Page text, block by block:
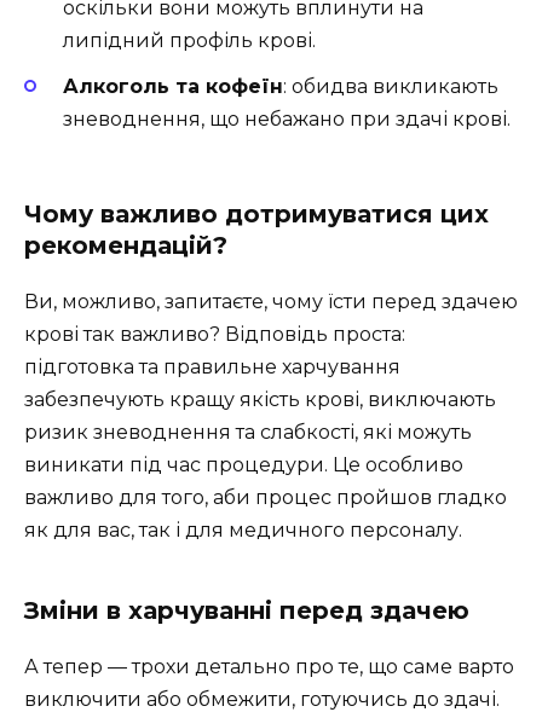
оскільки вони можуть вплинути на
липідний профіль крові.
Алкоголь та кофеїн: обидва викликають
зневоднення, що небажано при здачі крові.
Чому важливо дотримуватися цих
рекомендацій?
Ви, можливо, запитаєте, чому їсти перед здачею
крові так важливо? Відповідь проста:
підготовка та правильне харчування
забезпечують кращу якість крові, виключають
ризик зневоднення та слабкості, які можуть
виникати під час процедури. Це особливо
важливо для того, аби процес пройшов гладко
як для вас, так і для медичного персоналу.
Зміни в харчуванні перед здачею
А тепер — трохи детально про те, що саме варто
виключити або обмежити, готуючись до здачі.